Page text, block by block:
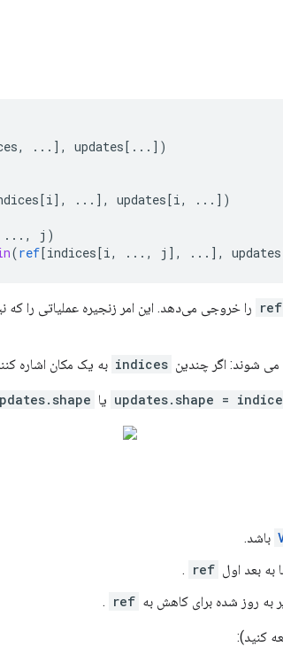
... ] , updates[ ... ] )
] , ... ] , updates[i, ... ] )
..., j )
(ref[indices[i, ..., j ] , ... ] , updates
ref را خروجی می‌دهد. این امر زنجیره عملیاتی را که
شوند: اگر چندین indices به یک مکان اشاره
updates.shape = یا = []
باشد.
ref
.
به روز شده برای کاهش به ref
.
کنید):